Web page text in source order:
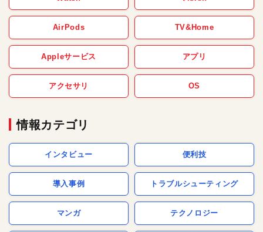
AirPods TV&Home
Appleサービス アプリ
アクセサリ OS
情報カテゴリ
インタビュー 便利技
導入事例 トラブルシューティング
マンガ テクノロジー